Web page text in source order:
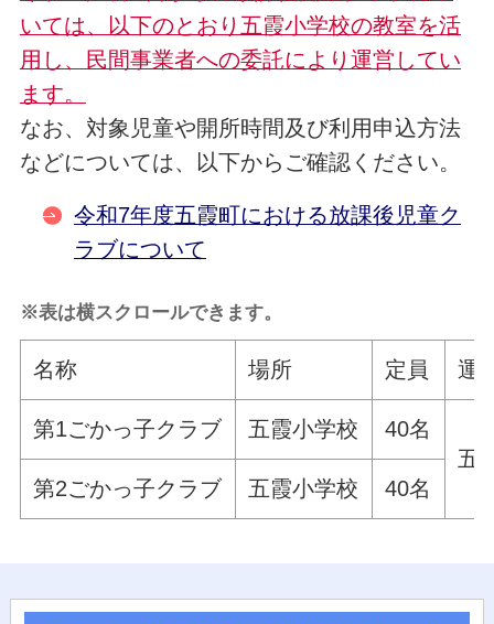
いては、以下のとおり五霞小学校の教室を活
用し、民間事業者への委託により運営してい
ます。
なお、対象児童や開所時間及び利用申込方法
などについては、以下からご確認ください。
令和7年度五霞町における放課後児童ク
ラブについて
※表は横スクロールできます。
名称 場所 定員 運
第1ごかっ子クラブ 五霞小学校
40名
五
第2ごかっ子クラブ
五霞小学校 40名